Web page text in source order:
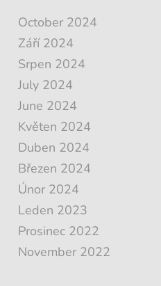
October 2024
Září 2024
Srpen 2024
July 2024
June 2024
Květen 2024
Duben 2024
Březen 2024
Únor 2024
Leden 2023
Prosinec 2022
November 2022